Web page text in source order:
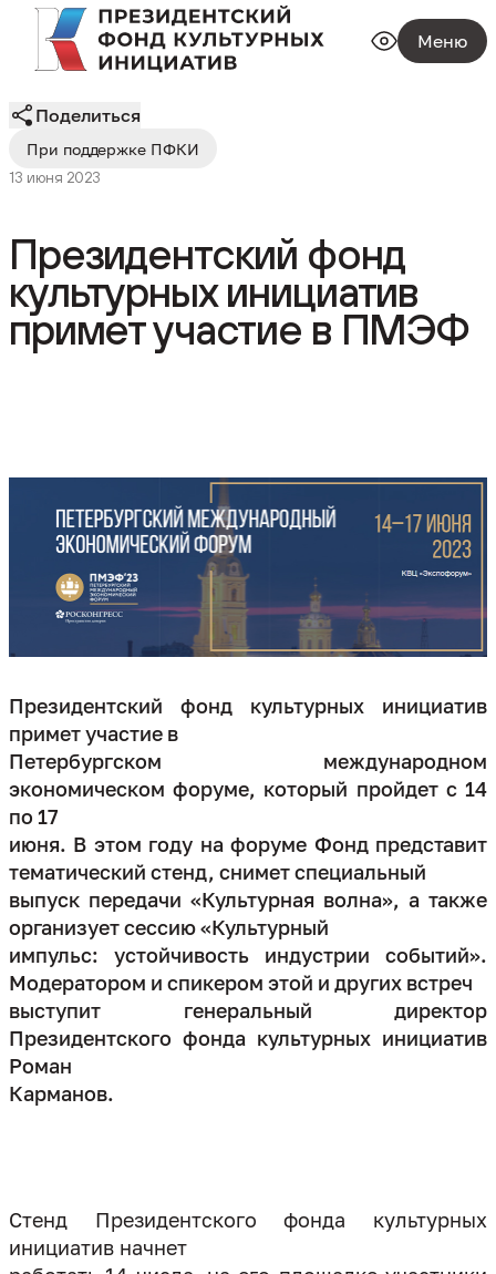
Меню
При поддержке ПФКИ
13 июня 2023
Поделиться
Президентский фонд
культурных инициатив
примет участие в ПМЭФ
Президентский фонд культурных инициатив
примет участие в
Петербургском международном
экономическом форуме, который пройдет с 14
по 17
июня. В этом году на форуме Фонд представит
тематический стенд, снимет специальный
выпуск передачи «Культурная волна», а также
организует сессию «Культурный
импульс: устойчивость индустрии событий».
Модератором и спикером этой и других встреч
выступит генеральный директор
Президентского фонда культурных инициатив
Роман
Карманов.
Стенд Президентского фонда культурных
инициатив начнет